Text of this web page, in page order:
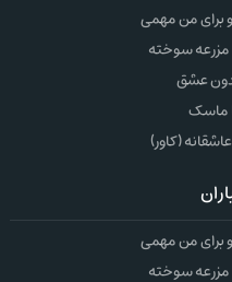
برای من مهمی
سوخته
عشق
ماسک
(کاور)
برای من مهمی
سوخته